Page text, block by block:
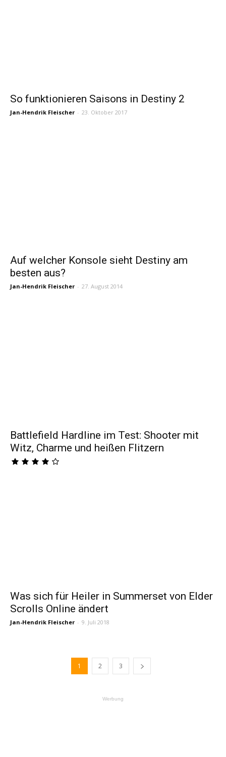
So funktionieren Saisons in Destiny 2
Jan-Hendrik Fleischer - 23. Oktober 2017
Auf welcher Konsole sieht Destiny am
besten aus?
Jan-Hendrik Fleischer - 27. August 2014
Battlefield Hardline im Test: Shooter mit
Witz, Charme und heißen Flitzern
Was sich für Heiler in Summerset von Elder
Scrolls Online ändert
Jan-Hendrik Fleischer - 9. Juli 2018
1 2 3
Werbung